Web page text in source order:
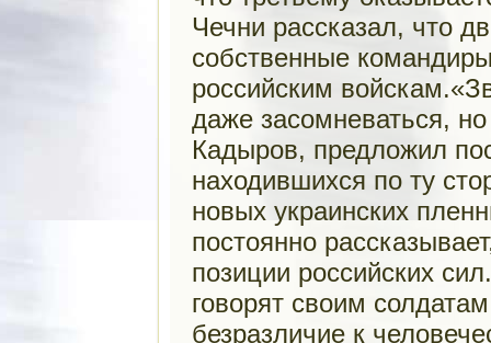
Чечни рассказал, что
собственные
российским
даже засомневаться,
Кадыров, предложил
находившихся по ту
новых украинских
постоянно
позиции российских
говорят своим
безразличие к